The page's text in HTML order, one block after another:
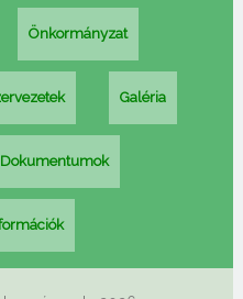
Önkormányzat
Galéria
Dokumentumok